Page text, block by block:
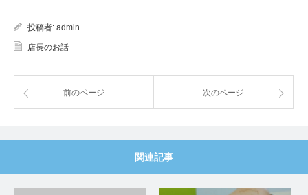
投稿者: admin
店長のお話
前のページ 次のページ
関連記事